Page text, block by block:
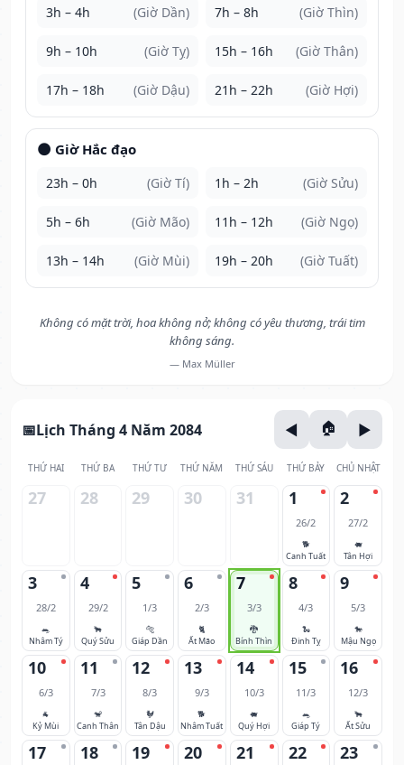
3h – 4h (Giờ Dần) 7h – 8h (Giờ Thìn)
9h – 10h (Giờ Tỵ) 15h – 16h (Giờ Thân)
17h – 18h (Giờ Dậu) 21h – 22h (Giờ Hợi)
🌑 Giờ Hắc đạo
23h – 0h (Giờ Tí) 1h – 2h (Giờ Sửu)
5h – 6h (Giờ Mão) 11h – 12h (Giờ Ngọ)
13h – 14h (Giờ Mùi) 19h – 20h (Giờ Tuất)
Không có mặt trời, hoa không nở; không có yêu thương, trái tim
không sáng.
— Max Müller
Lịch Tháng 4 Năm 2084
THỨ HAI THỨ BA THỨ TƯ THỨ NĂM THỨ SÁU THỨ BẢY CHỦ NHẬT
27 28 29 30 31 1
26/2
🐕
Canh Tuất
2
27/2
🐖
Tân Hợi
3
28/2
🐀
Nhâm Tý
4
29/2
🐂
Quý Sửu
5
1/3
🐅
Giáp Dần
6
2/3
🐈
Ất Mão
7
3/3
🐉
Bính Thìn
8
4/3
🐍
Đinh Tỵ
9
5/3
🐎
Mậu Ngọ
10
6/3
🐐
Kỷ Mùi
11
7/3
🐒
Canh Thân
12
8/3
🐓
Tân Dậu
13
9/3
🐕
Nhâm Tuất
14
10/3
🐖
Quý Hợi
15
11/3
🐀
Giáp Tý
16
12/3
🐂
Ất Sửu
17 18 19 20 21 22 23